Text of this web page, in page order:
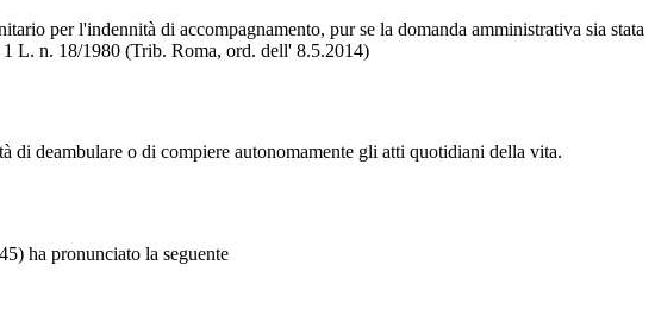
per l'indennità di accompagnamento, pur se la domanda amministrativa sia stata
L. n. 18/1980 (Trib. Roma, ord. dell' 8.5.2014)
deambulare o di compiere autonomamente gli atti quotidiani della vita.
ha pronunciato la seguente